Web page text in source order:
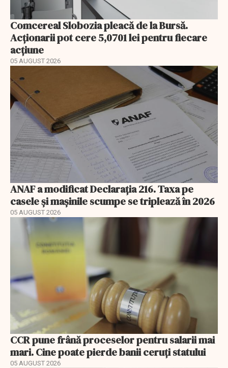
Comcereal Slobozia pleacă de la Bursă.
Acționarii pot cere 5,0701 lei pentru fiecare
acțiune
05 AUGUST 2026
ANAF a modificat Declarația 216. Taxa pe
casele și mașinile scumpe se triplează în 2026
05 AUGUST 2026
CCR pune frână proceselor pentru salarii mai
mari. Cine poate pierde banii ceruți statului
05 AUGUST 2026